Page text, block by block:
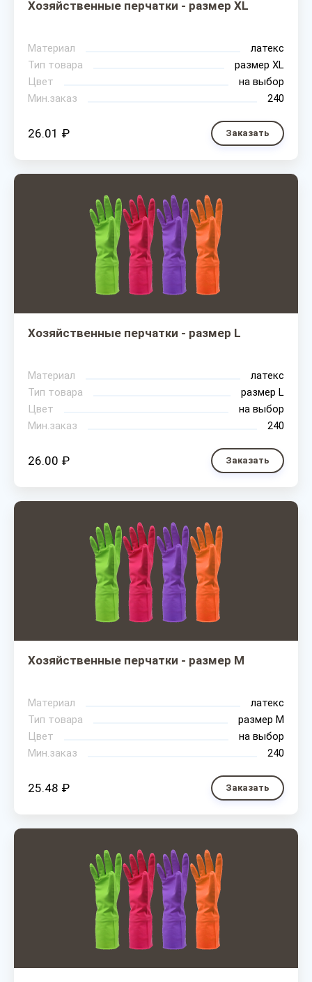
Хозяйственные перчатки - размер XL
Материал
латекс
Тип товара
размер XL
Цвет
на выбор
Мин.заказ
240
26.01 ₽ Заказать
Хозяйственные перчатки - размер L
Материал
латекс
Тип товара
размер L
Цвет
на выбор
Мин.заказ
240
26.00 ₽ Заказать
Хозяйственные перчатки - размер M
Материал
латекс
Тип товара
размер М
Цвет
на выбор
Мин.заказ
240
25.48 ₽ Заказать